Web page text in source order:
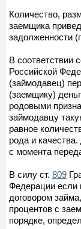
Количество,
заемщика
задолженности
В соответствии
Российской
(займодавец)
(заемщику)
родовыми
займодавцу
равное
рода и
с момента
В силу ст. 809
Федерации если
договором
процентов с
порядке,